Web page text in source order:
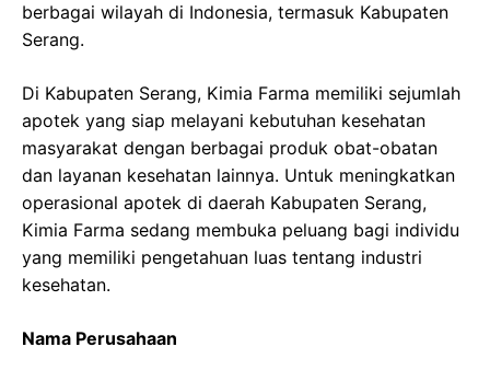
berbagai wilayah di Indonesia, termasuk Kabupaten
Serang.
Di Kabupaten Serang, Kimia Farma memiliki sejumlah
apotek yang siap melayani kebutuhan kesehatan
masyarakat dengan berbagai produk obat-obatan
dan layanan kesehatan lainnya. Untuk meningkatkan
operasional apotek di daerah Kabupaten Serang,
Kimia Farma sedang membuka peluang bagi individu
yang memiliki pengetahuan luas tentang industri
kesehatan.
Nama Perusahaan